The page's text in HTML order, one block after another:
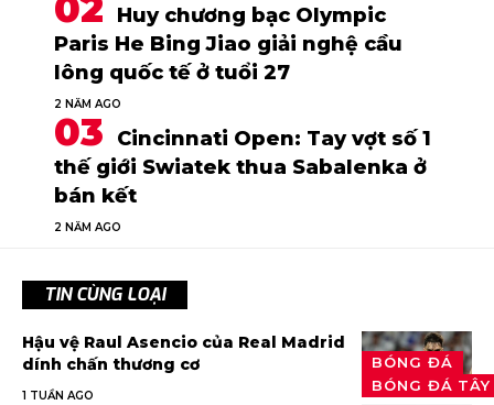
Huy chương bạc Olympic
Paris He Bing Jiao giải nghệ cầu
lông quốc tế ở tuổi 27
2 NĂM AGO
Cincinnati Open: Tay vợt số 1
thế giới Swiatek thua Sabalenka ở
bán kết
2 NĂM AGO
TIN CÙNG LOẠI
BÓNG ĐÁ
BÓNG ĐÁ
Hậu vệ Raul Asencio của Real Madrid
dính chấn thương cơ
1 TUẦN AGO